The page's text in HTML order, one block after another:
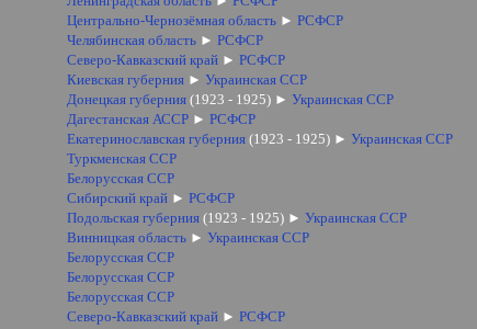
Центрально-Чернозёмная область ► РСФСР
Челябинская область ► РСФСР
Северо-Кавказский край ► РСФСР
Киевская губерния ► Украинская ССР
Донецкая губерния (1923 - 1925) ► Украинская ССР
Дагестанская АССР ► РСФСР
Екатеринославская губерния (1923 - 1925) ► Украинская ССР
Туркменская ССР
Белорусская ССР
Сибирский край ► РСФСР
Подольская губерния (1923 - 1925) ► Украинская ССР
Винницкая область ► Украинская ССР
Белорусская ССР
Белорусская ССР
Белорусская ССР
Северо-Кавказский край ► РСФСР